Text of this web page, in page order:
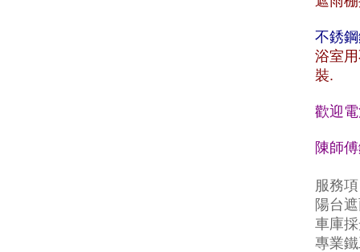
不銹
浴室
裝.
歡迎
陳師
服務
陽台
車庫
專業